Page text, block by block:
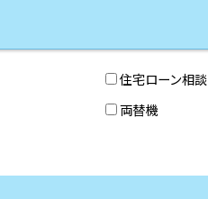
住宅ローン相談
両替機